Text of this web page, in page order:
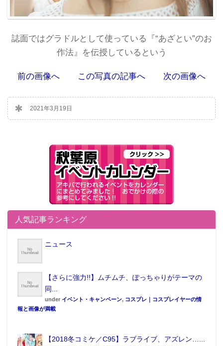
誌面ではグラドルとして使っている『“あざとい”のお
作法』を伝授しているという
前の画像へ この写真の記事へ 次の画像へ
2021年3月19日
人気記事ランキング
ニュース
【さらに強力!!】ムチムチ、ぽっちゃりがテーマの
同...
under イベント・キャンペーン, コスプレ｜コスプレイヤーの情
報と画像が満載
【2018冬コミケ／C95】ラブライブ、アズレン…...